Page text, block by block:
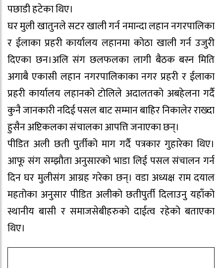
पछाडी हटेका थिए।
घर मुली खातुनले सटर खाली गर्न नमान्दा लहान नगरपालिका
र ईलाका प्रहरी कार्यालय लहानमा कोठा खाली गर्न उजुरी
दिएका छन।अलि संग छलफलका लागी बैठक बस्न मिति
अगाबै एकासी लहान नगरपालिकाका नगर प्रहरी र ईलाका
प्रहरी कार्यालय लहानको टोलिले अदालतको अबहेलना गर्दै
कुनै जानकारी नदिई पसल बाट सम्मान बाहिर निकालेर राख्दा
हुसैन अप्टिकलका संचालका आपत्ति जनाएका छन्।
पीडित अली छती पुर्तीको माग गर्दै पत्रकार गुहारेका थिए।
आफू संग सम्झौता अनुसारको भाडा लिई पसल संचालन गर्न
दिन घर मुलीसंग आग्रह गरेका छन्। वडा अध्यक्ष राम दयाल
महतोका अनुसार पीडित अलीको छतीपुर्ती दिलाउनु यहाँको
स्थानीय बासी र समाजसेबीहरुको दाईत्व रहेको बताएका
थिए।